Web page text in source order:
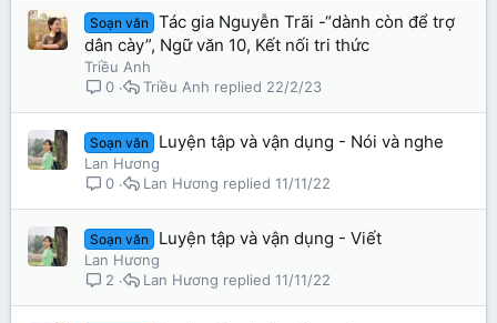
Soạn văn
Tác gia Nguyễn Trãi -“dành còn để trợ
dân cày”, Ngữ văn 10, Kết nối tri thức
Triều Anh
0
22/2/23
Triều Anh
Soạn văn Luyện tập và vận dụng - Nói và nghe
Lan Hương
0
11/11/22
Lan Hương
Soạn văn Luyện tập và vận dụng - Viết
Lan Hương
2
11/11/22
Lan Hương